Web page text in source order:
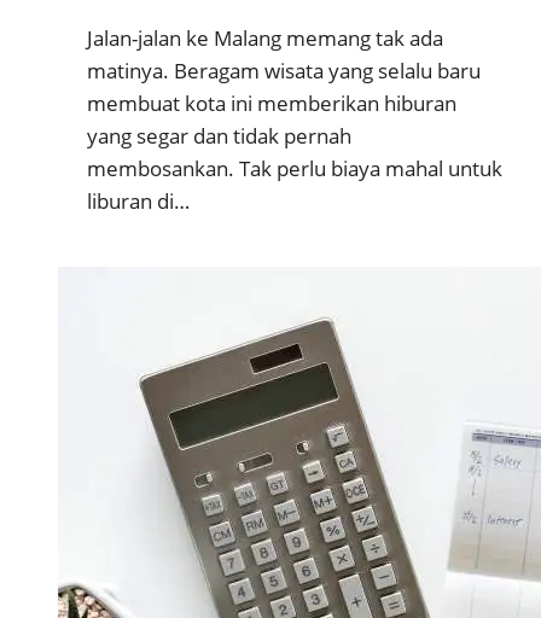
Jalan-jalan ke Malang memang tak ada
matinya. Beragam wisata yang selalu baru
membuat kota ini memberikan hiburan
yang segar dan tidak pernah
membosankan. Tak perlu biaya mahal untuk
liburan di…